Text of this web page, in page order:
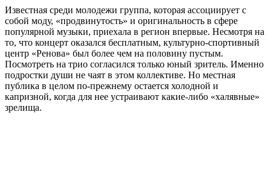
Известная среди молодежи группа, которая ассоциирует с
собой моду, «продвинутость» и оригинальность в сфере
популярной музыки, приехала в регион впервые. Несмотря на
то, что концерт оказался бесплатным, культурно-спортивный
центр «Ренова» был более чем на половину пустым.
Посмотреть на трио согласился только юный зритель. Именно
подростки души не чаят в этом коллективе. Но местная
публика в целом по-прежнему остается холодной и
капризной, когда для нее устраивают какие-либо «халявные»
зрелища.